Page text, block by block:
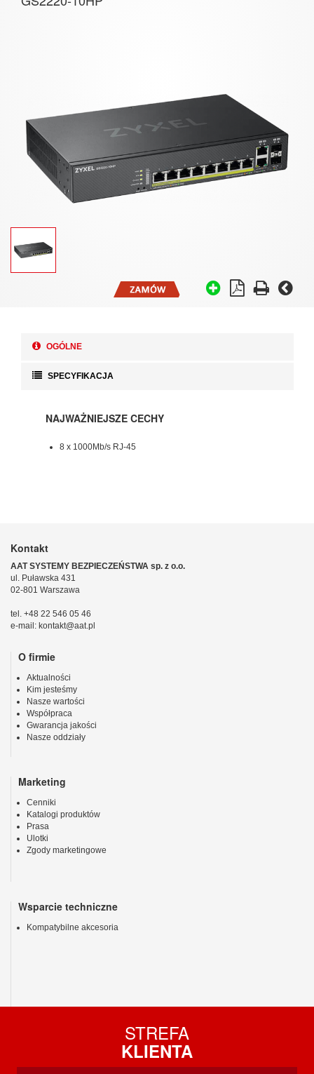
OGÓLNE
SPECYFIKACJA
NAJWAŻNIEJSZE CECHY
8 x 1000Mb/s RJ-45
Kontakt
AAT SYSTEMY BEZPIECZEŃSTWA sp. z o.o.
ul. Puławska 431
02-801 Warszawa
tel. +48 22 546 05 46
e-mail: kontakt@aat.pl
O firmie
Aktualności
Kim jesteśmy
Nasze wartości
Współpraca
Gwarancja jakości
Nasze oddziały
Marketing
Cenniki
Katalogi produktów
Prasa
Ulotki
Zgody marketingowe
Wsparcie techniczne
Kompatybilne akcesoria
STREFA
KLIENTA